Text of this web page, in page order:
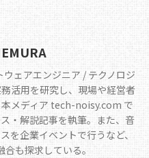
ェアエンジニア / テクノロジ
活用を研究し、現場や経営者
メディア tech-noisy.com で
・解説記事を執筆。また、音
を企業イベントで行うなど、
も探求している。